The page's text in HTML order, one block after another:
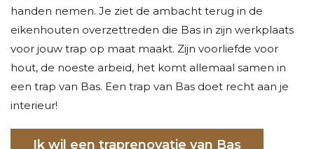
handen nemen. Je ziet de ambacht terug in de
eikenhouten overzettreden die Bas in zijn werkplaats
voor jouw trap op maat maakt. Zijn voorliefde voor
hout, de noeste arbeid, het komt allemaal samen in
een trap van Bas. Een trap van Bas doet recht aan je
interieur!
Ik wil een traprenovatie van Bas